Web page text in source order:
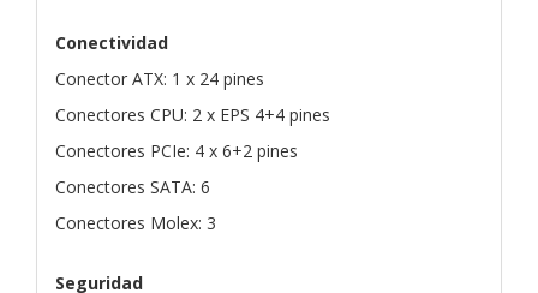
Conectividad
Conector ATX: 1 x 24 pines
Conectores CPU: 2 x EPS 4+4 pines
Conectores PCIe: 4 x 6+2 pines
Conectores SATA: 6
Conectores Molex: 3
Seguridad